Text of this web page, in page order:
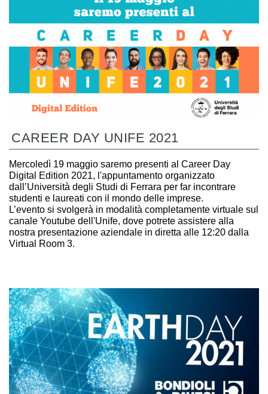
CAREER DAY UNIFE 2021
Mercoledì 19 maggio saremo presenti al Career Day
Digital Edition 2021, l'appuntamento organizzato
dall’Università degli Studi di Ferrara per far incontrare
studenti e laureati con il mondo delle imprese.
L’evento si svolgerà in modalità completamente virtuale sul
canale Youtube dell'Unife, dove potrete assistere alla
nostra presentazione aziendale in diretta alle 12:20 dalla
Virtual Room 3.